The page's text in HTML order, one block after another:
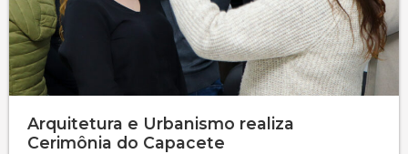
Arquitetura e Urbanismo realiza
Cerimônia do Capacete